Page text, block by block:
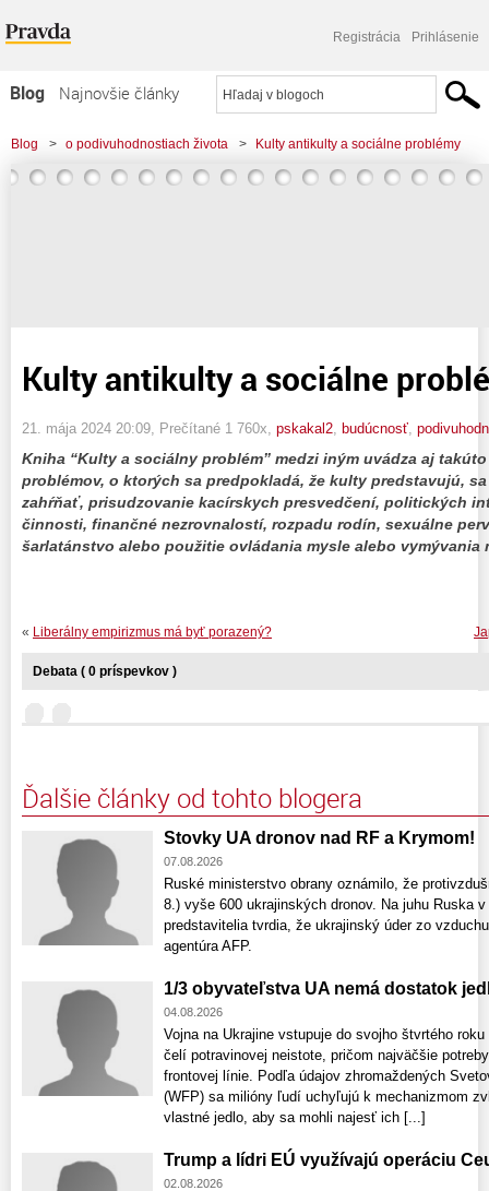
Registrácia Prihlásenie
Blog
Najnovšie články
Najčítanejšie články
Najkomentovanejšie články
Blog > o podivuhodnostiach života > Kulty antikulty a sociálne problémy
Kulty antikulty a sociálne
21. mája 2024 20:09 , Prečítané 1 760x, pskakal2 budúcnosť
Kniha “Kulty a sociálny problém” medzi iným uvádza aj
problémov, o ktorých sa predpokladá, že kulty predstavujú,
zahŕňať, prisudzovanie kacírskych presvedčení, politických
činnosti, finančné nezrovnalostí, rozpadu rodín, sexuálne
šarlatánstvo alebo použitie ovládania mysle alebo vymývania
« Liberálny empirizmus má byť porazený?
Debata ( 0 príspevkov )
Ďalšie články od tohto blogera
Stovky UA dronov nad RF a Krymom!
07.08.2026
Ruské ministerstvo obrany oznámilo, že
8.) vyše 600 ukrajinských dronov. Na juhu Ruska
predstavitelia tvrdia, že ukrajinský úder zo
agentúra AFP.
1/3 obyvateľstva UA nemá dostatok
04.08.2026
Vojna na Ukrajine vstupuje do svojho štvrtého
čelí potravinovej neistote, pričom najväčšie
frontovej línie. Podľa údajov zhromaždených
(WFP) sa milióny ľudí uchyľujú k mechanizmom
vlastné jedlo, aby sa mohli najesť ich [...]
Trump a lídri EÚ využívajú operáciu
02.08.2026